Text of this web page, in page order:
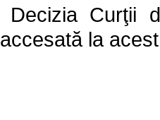
Decizia Curţii
accesată la